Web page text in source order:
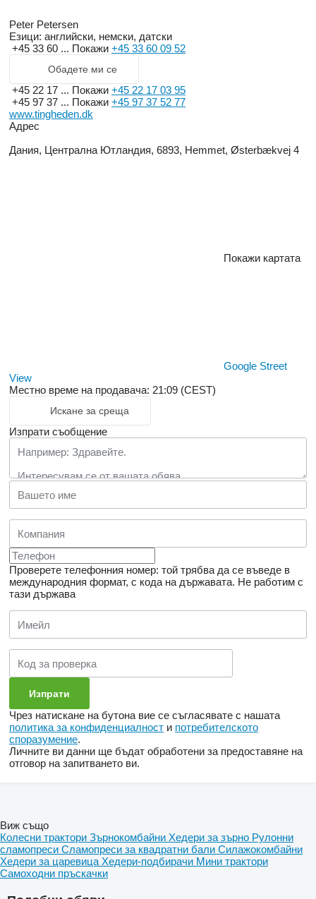
Peter Petersen
Езици: английски, немски, датски
+45 33 60 ... Покажи +45 33 60 09 52
Обадете ми се
+45 22 17 ... Покажи +45 22 17 03 95
+45 97 37 ... Покажи +45 97 37 52 77
www.tingheden.dk
Адрес
Дания, Централна Ютландия, 6893, Hemmet, Østerbækvej 4
Покажи картата
Google Street
View
Местно време на продавача: 21:09 (CEST)
Искане за среща
Изпрати съобщение
Проверете телефонния номер: той трябва да се въведе в
международния формат, с кода на държавата. Не работим с
тази държава
Чрез натискане на бутона вие се съгласявате с нашата
политика за конфиденциалност и потребителското
споразумение.
Личните ви данни ще бъдат обработени за предоставяне на
отговор на запитването ви.
Виж също
Колесни трактори Зърнокомбайни Хедери за зърно Рулонни
сламопреси Сламопреси за квадратни бали Силажокомбайни
Хедери за царевица Хедери-подбирачи Мини трактори
Самоходни пръскачки